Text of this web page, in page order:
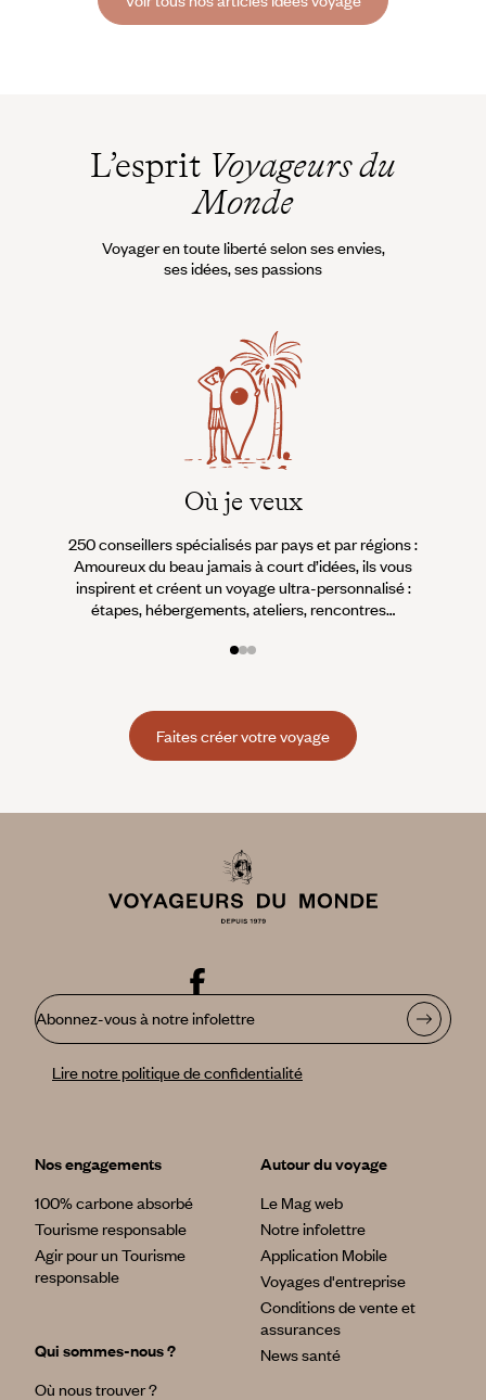
L’esprit Voyageurs du
Monde
Voyager en toute liberté selon ses envies,
ses idées, ses passions
Où je veux
250 conseillers spécialisés par pays et par régions :
Amoureux du beau jamais à court d’idées, ils vous
inspirent et créent un voyage ultra-personnalisé :
étapes, hébergements, ateliers, rencontres…
Faites créer votre voyage
Abonnez-vous à notre infolettre
Lire notre politique de confidentialité
Nos engagements
100% carbone absorbé
Tourisme responsable
Agir pour un Tourisme
responsable
Qui sommes-nous ?
Où nous trouver ?
Autour du voyage
Le Mag web
Notre infolettre
Application Mobile
Voyages d'entreprise
Conditions de vente et
assurances
News santé